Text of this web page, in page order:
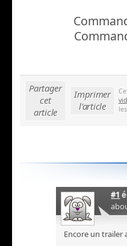
Partager
cet
article
Imprimer
l'article
#1
Encore un trailer